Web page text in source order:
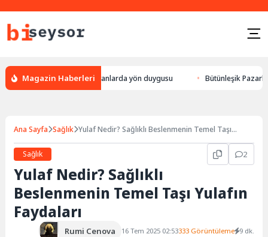
Magazin Haberleri
yön bulması, hayvanlarda yön duygusu Bütünleşik Pazarlama:
Ana Sayfa Sağlık Yulaf Nedir? Sağlıklı Beslenmenin Temel Taşı
Sağlık
2
Yulaf Nedir? Sağlıklı
Beslenmenin Temel Taşı Yulafın
Faydaları
Rumi Cenova 16 Tem 2025 02:53333 Görüntüleme 9 dk.